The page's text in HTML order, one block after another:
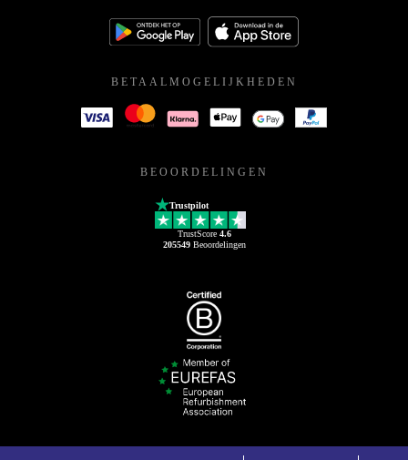
BETAALMOGELIJKHEDEN
BEOORDELINGEN
Trustpilot
TrustScore 4.6
205549Beoordelingen